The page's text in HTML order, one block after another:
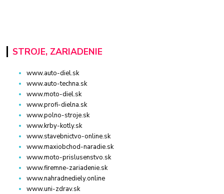
STROJE, ZARIADENIE
www.auto-diel.sk
www.auto-techna.sk
www.moto-diel.sk
www.profi-dielna.sk
www.polno-stroje.sk
www.krby-kotly.sk
www.stavebnictvo-online.sk
www.maxiobchod-naradie.sk
www.moto-prislusenstvo.sk
www.firemne-zariadenie.sk
www.nahradnediely.online
www.uni-zdrav.sk